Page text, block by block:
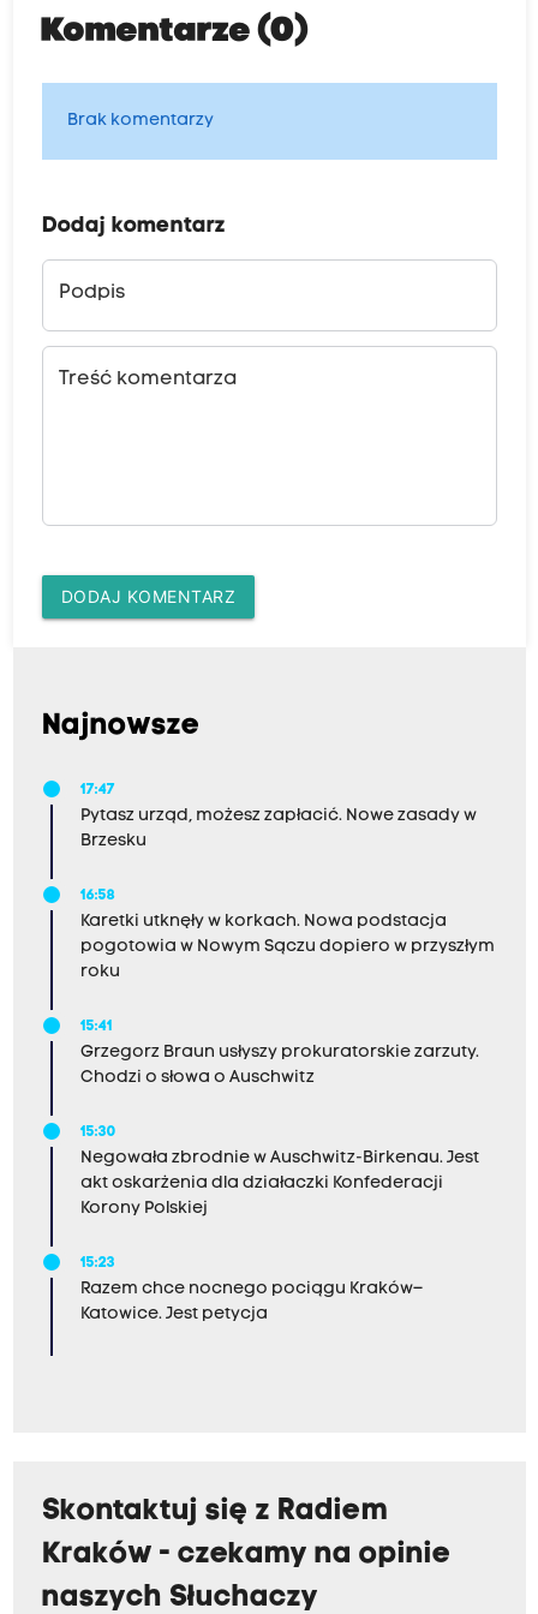
Komentarze (0)
Brak komentarzy
Dodaj komentarz
Podpis
Treść komentarza
DODAJ KOMENTARZ
Najnowsze
17:47
Pytasz urząd, możesz zapłacić. Nowe zasady w
Brzesku
16:58
Karetki utknęły w korkach. Nowa podstacja
pogotowia w Nowym Sączu dopiero w przyszłym
roku
15:41
Grzegorz Braun usłyszy prokuratorskie zarzuty.
Chodzi o słowa o Auschwitz
15:30
Negowała zbrodnie w Auschwitz-Birkenau. Jest
akt oskarżenia dla działaczki Konfederacji
Korony Polskiej
15:23
Razem chce nocnego pociągu Kraków–
Katowice. Jest petycja
Skontaktuj się z Radiem
Kraków - czekamy na opinie
naszych Słuchaczy